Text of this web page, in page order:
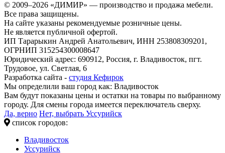
© 2009–2026 «ДИМИР» — производство и продажа мебели.
Все права защищены.
На сайте указаны рекомендуемые розничные цены.
Не является публичной офертой.
ИП Тарарыкин Андрей Анатольевич, ИНН 253808309201,
ОГРНИП 315254300008647
Юридический адрес: 690912, Россия, г. Владивосток, пгт.
Трудовое, ул. Светлая, 6
Разработка сайта - студия Кефирок
Мы определили ваш город как: Владивосток
Вам будут показаны цены и остатки на товары по выбранному
городу. Для смены города имеется переключатель сверху.
Да, верно Нет, выбрать Уссурийск
список городов:
Владивосток
Уссурийск